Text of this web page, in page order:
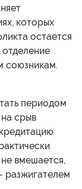
которых
остается
союзникам.
периодом
срыв
вмешается,
разжигателем